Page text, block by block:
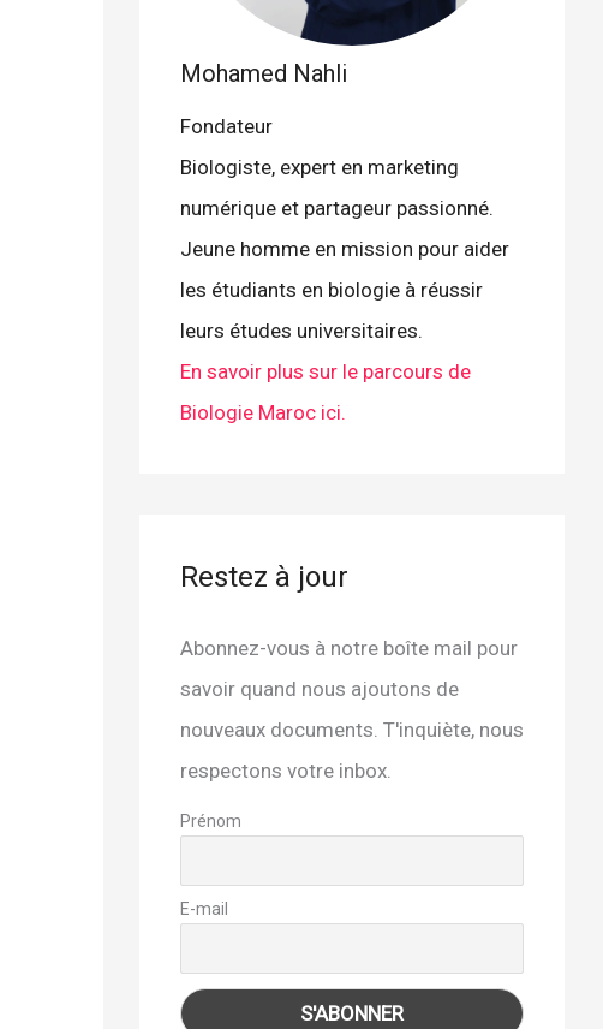
Mohamed Nahli
Fondateur
Biologiste, expert en marketing
numérique et partageur passionné.
Jeune homme en mission pour aider
les étudiants en biologie à réussir
leurs études universitaires.
En savoir plus sur le parcours de
Biologie Maroc ici.
Restez à jour
Abonnez-vous à notre boîte mail pour
savoir quand nous ajoutons de
nouveaux documents. T'inquiète, nous
respectons votre inbox.
Prénom
E-mail